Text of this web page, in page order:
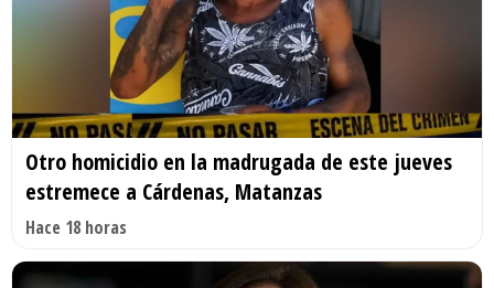
Otro homicidio en la madrugada de este jueves
estremece a Cárdenas, Matanzas
Hace 18 horas